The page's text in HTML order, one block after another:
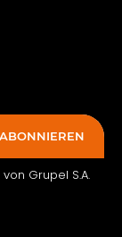
ABONNIEREN
Grupel S.A.